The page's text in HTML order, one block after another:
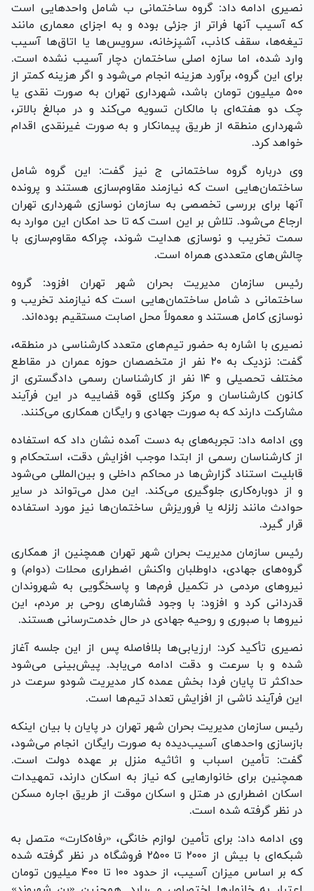
نصیری ادامه داد: گروه ساختمانی ب شامل واحد‌هایی است
که آسیب آنها فراتر از جزئی بوده و به اجزای معماری مانند
تیغه‌ها، سقف کاذب، آشپزخانه، سرویس‌ها یا اتاق‌ها آسیب
وارد شده، اما سازه اصلی ساختمان دچار آسیب نشده است.
برای این گروه، برآورد هزینه انجام می‌شود و اگر هزینه کمتر از
۵۰۰ میلیون تومان باشد، شهرداری تهران به صورت نقدی یا
چک دو هفته‌ای با مالکان تسویه می‌کند و در مبالغ بالاتر،
شهرداری منطقه از طریق پیمانکار و به صورت غیرنقدی اقدام
خواهد کرد.
وی درباره گروه ساختمانی ج نیز گفت: این گروه شامل
ساختمان‌هایی است که نیازمند مقاوم‌سازی هستند و پرونده
آنها برای بررسی تخصصی به سازمان نوسازی شهرداری تهران
ارجاع می‌شود. تلاش بر این است که تا حد امکان این موارد به
سمت تخریب و نوسازی هدایت شوند، چراکه مقاوم‌سازی با
چالش‌های متعددی همراه است.
رئیس سازمان مدیریت بحران شهر تهران افزود: گروه
ساختمانی د شامل ساختمان‌هایی است که نیازمند تخریب و
نوسازی کامل هستند و معمولاً محل اصابت مستقیم بوده‌اند.
نصیری با اشاره به حضور تیم‌های متعدد کارشناسی در منطقه،
گفت: نزدیک به ۲۰ نفر از متخصصان حوزه عمران در مقاطع
مختلف تحصیلی و ۱۴ نفر از کارشناسان رسمی دادگستری از
کانون کارشناسان و مرکز وکلای قوه قضاییه در این فرآیند
مشارکت دارند که به صورت جهادی و رایگان همکاری می‌کنند.
وی ادامه داد: تجربه‌های به دست آمده نشان داد که استفاده
از کارشناسان رسمی از ابتدا موجب افزایش دقت، استحکام و
قابلیت استناد گزارش‌ها در محاکم داخلی و بین‌المللی می‌شود
و از دوباره‌کاری جلوگیری می‌کند. این مدل می‌تواند در سایر
حوادث مانند زلزله یا فروریزش ساختمان‌ها نیز مورد استفاده
قرار گیرد.
رئیس سازمان مدیریت بحران شهر تهران همچنین از همکاری
گروه‌های جهادی، داوطلبان واکنش اضطراری محلات (دوام) و
نیرو‌های مردمی در تکمیل فرم‌ها و پاسخگویی به شهروندان
قدردانی کرد و افزود: با وجود فشار‌های روحی بر مردم، این
نیرو‌ها با صبوری و روحیه جهادی در حال خدمت‌رسانی هستند.
نصیری تأکید کرد: ارزیابی‌ها بلافاصله پس از این جلسه آغاز
شده و با سرعت و دقت ادامه می‌یابد. پیش‌بینی می‌شود
حداکثر تا پایان فردا بخش عمده کار مدیریت شودو سرعت در
این فرآیند ناشی از افزایش تعداد تیم‌ها است.
رئیس سازمان مدیریت بحران شهر تهران در پایان با بیان اینکه
بازسازی واحد‌های آسیب‌دیده به صورت رایگان انجام می‌شود،
گفت: تأمین اسباب و اثاثیه منزل بر عهده دولت است.
همچنین برای خانوار‌هایی که نیاز به اسکان دارند، تمهیدات
اسکان اضطراری در هتل و اسکان موقت از طریق اجاره مسکن
در نظر گرفته شده است.
وی ادامه داد: برای تأمین لوازم خانگی، «رفاه‌کارت» متصل به
شبکه‌ای با بیش از ۲۰۰۰ تا ۲۵۰۰ فروشگاه در نظر گرفته شده
که بر اساس میزان آسیب، از حدود ۱۰۰ تا ۴۰۰ میلیون تومان